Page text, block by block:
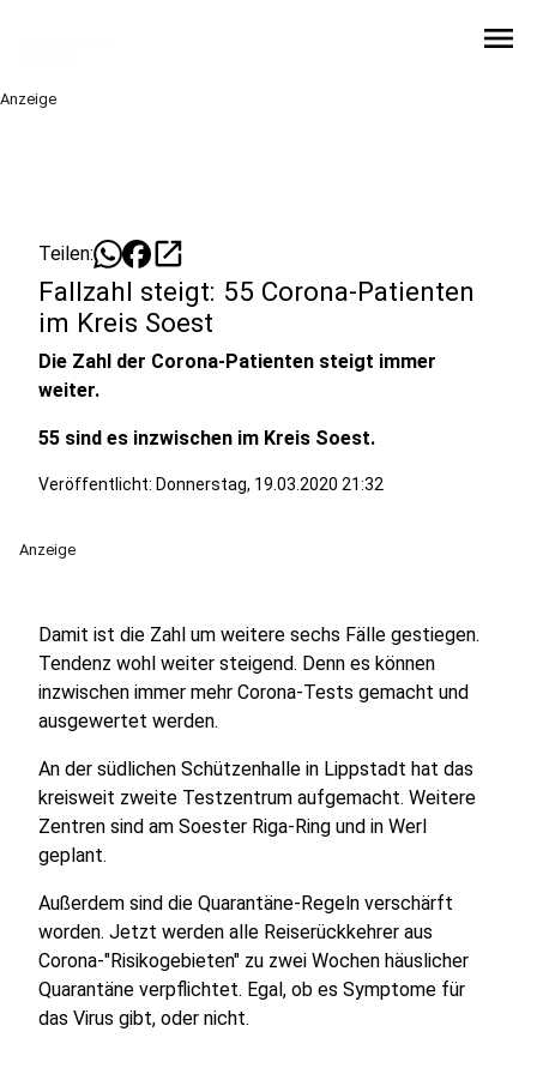
menu
Anzeige
Teilen: open_in_new
Fallzahl steigt: 55 Corona-Patienten
im Kreis Soest
Die Zahl der Corona-Patienten steigt immer
weiter.
55 sind es inzwischen im Kreis Soest.
Veröffentlicht: Donnerstag, 19.03.2020 21:32
Anzeige
Damit ist die Zahl um weitere sechs Fälle gestiegen.
Tendenz wohl weiter steigend. Denn es können
inzwischen immer mehr Corona-Tests gemacht und
ausgewertet werden.
An der südlichen Schützenhalle in Lippstadt hat das
kreisweit zweite Testzentrum aufgemacht. Weitere
Zentren sind am Soester Riga-Ring und in Werl
geplant.
Außerdem sind die Quarantäne-Regeln verschärft
worden. Jetzt werden alle Reiserückkehrer aus
Corona-"Risikogebieten" zu zwei Wochen häuslicher
Quarantäne verpflichtet. Egal, ob es Symptome für
das Virus gibt, oder nicht.